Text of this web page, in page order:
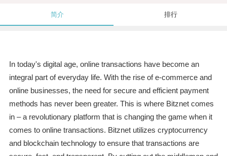
简介 排行
In today's digital age, online transactions have become an
integral part of everyday life. With the rise of e-commerce and
online businesses, the need for secure and efficient payment
methods has never been greater. This is where Bitznet comes
in – a revolutionary platform that is changing the game when it
comes to online transactions. Bitznet utilizes cryptocurrency
and blockchain technology to ensure that transactions are